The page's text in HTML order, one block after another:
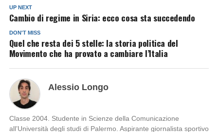
UP NEXT
Cambio di regime in Siria: ecco cosa sta succedendo
DON'T MISS
Quel che resta dei 5 stelle: la storia politica del
Movimento che ha provato a cambiare l’Italia
Alessio Longo
Classe 2004. Studente in Scienze della Comunicazione
all’Università degli studi di Palermo. Aspirante giornalista sportivo